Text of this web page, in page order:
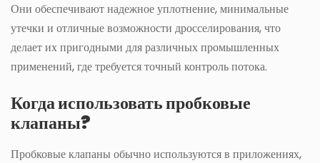
Они обеспечивают надежное уплотнение, минимальные
утечки и отличные возможности дросселирования, что
делает их пригодными для различных промышленных
применений, где требуется точный контроль потока.
Когда использовать пробковые
клапаны?
Пробковые клапаны обычно используются в приложениях,